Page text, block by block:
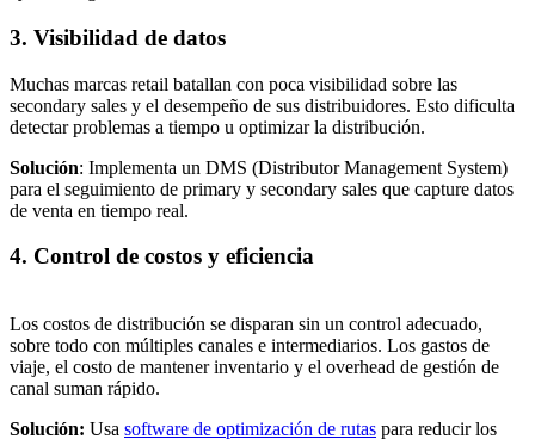
3. Visibilidad de datos
Muchas marcas retail batallan con poca visibilidad sobre las
secondary sales y el desempeño de sus distribuidores. Esto dificulta
detectar problemas a tiempo u optimizar la distribución.
Solución: Implementa un DMS (Distributor Management System)
para el seguimiento de primary y secondary sales que capture datos
de venta en tiempo real.
4. Control de costos y eficiencia
Los costos de distribución se disparan sin un control adecuado,
sobre todo con múltiples canales e intermediarios. Los gastos de
viaje, el costo de mantener inventario y el overhead de gestión de
canal suman rápido.
Solución: Usa software de optimización de rutas para reducir los